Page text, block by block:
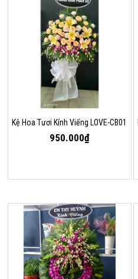
Kệ Hoa Tươi Kính Viếng LOVE-CB01
950.000₫